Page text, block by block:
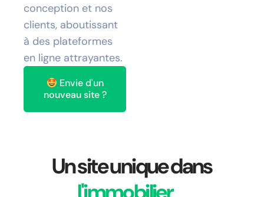
conception et nos
clients, aboutissant
à des plateformes
en ligne attrayantes.
Envie d'un
nouveau site ?
Un site unique dans